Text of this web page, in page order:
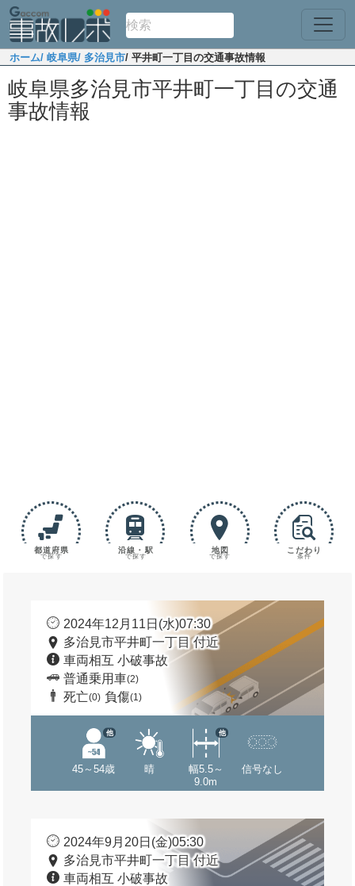
ホーム/ 岐阜県/ 多治見市/ 平井町一丁目の交通事故情報
岐阜県多治見市平井町一丁目の交通
事故情報
都道府県
で探す
沿線・駅
で探す
地図
で探す
こだわり
条件
2024年12月11日(水)07:30
多治見市平井町一丁目 付近
車両相互 小破事故
普通乗用車(2)
死亡(0) 負傷(1)
45～54歳
他
晴
幅5.5～
9.0m
他
信号なし
2024年9月20日(金)05:30
多治見市平井町一丁目 付近
車両相互 小破事故